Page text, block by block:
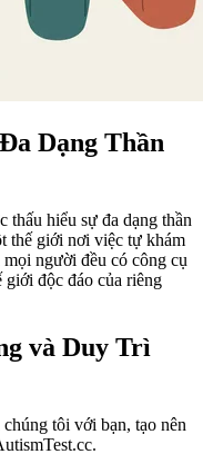
Dạng Thần
hiểu sự đa dạng thần
thế giới nơi việc tự khám
người đều có công cụ
giới độc đáo của riêng
và Duy Trì
tôi với bạn, tạo nên